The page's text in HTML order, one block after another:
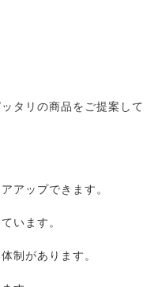
タリの商品をご提案して
アップできます。
います。
制があります。